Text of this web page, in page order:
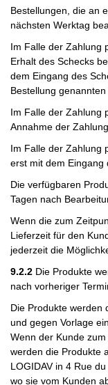
Bestellungen, die an
nächsten Werktag
Im Falle der Zahlung
Erhalt des Schecks
dem Eingang des
Bestellung genannten
Im Falle der Zahlung
Annahme der
Im Falle der Zahlung
erst mit dem Eingang
Die verfügbaren
Tagen nach
Wenn die zum
Lieferzeit für den
jederzeit die
9.2.2 Die Produkte
nach vorheriger
Die Produkte werden
und gegen Vorlage
Wenn der Kunde
werden die Produkte
LOGIDAV in 4 Rue
wo sie vom Kunden